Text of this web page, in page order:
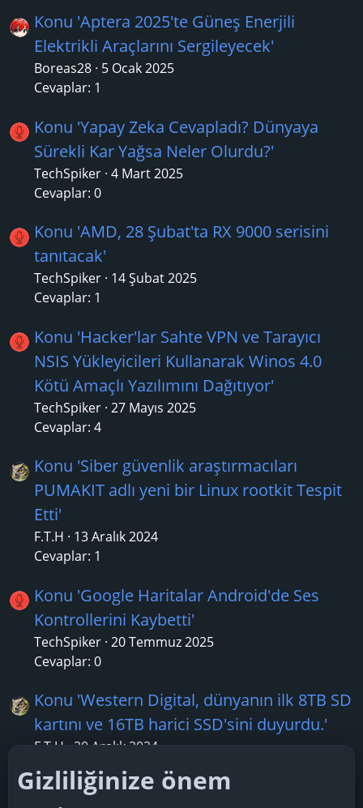
Konu 'Aptera 2025'te Güneş Enerjili
Elektrikli Araçlarını Sergileyecek'
Boreas28 5 Ocak 2025
Cevaplar: 1
Konu 'Yapay Zeka Cevapladı? Dünyaya
Sürekli Kar Yağsa Neler Olurdu?'
TechSpiker 4 Mart 2025
Cevaplar: 0
Konu 'AMD, 28 Şubat'ta RX 9000 serisini
tanıtacak'
TechSpiker 14 Şubat 2025
Cevaplar: 1
Konu 'Hacker'lar Sahte VPN ve Tarayıcı
NSIS Yükleyicileri Kullanarak Winos 4.0
Kötü Amaçlı Yazılımını Dağıtıyor'
TechSpiker 27 Mayıs 2025
Cevaplar: 4
Konu 'Siber güvenlik araştırmacıları
PUMAKIT adlı yeni bir Linux rootkit Tespit
Etti'
F.T.H
13 Aralık 2024
Cevaplar: 1
Konu 'Google Haritalar Android'de Ses
Kontrollerini Kaybetti'
TechSpiker 20 Temmuz 2025
Cevaplar: 0
Konu 'Western Digital, dünyanın ilk 8TB SD
kartını ve 16TB harici SSD'sini duyurdu.'
F.T.H 20 Aralık 2024
Gizliliğinize önem